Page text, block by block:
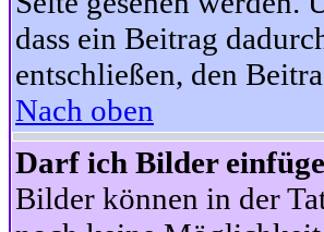
dass ein Beitrag
entschließen, den
Nach oben
Darf ich Bilder
Bilder können in der